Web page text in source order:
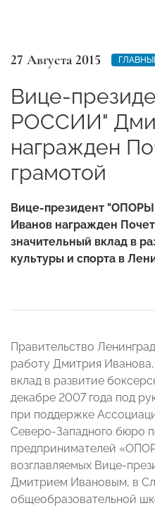
27 Августа 2015
Вице-
РОССИИ"
награжден
грамотой
Вице-президент
Иванов награжден
значительный вклад в
культуры и спорта в
Правительство
работу Дмитрия
вклад в развитие
декабре 2007 года под
при поддержке
Северо-Западного бюро
предпринимателей
возглавляемых Вице-
Дмитрием Ивановым, в
общеобразовательной